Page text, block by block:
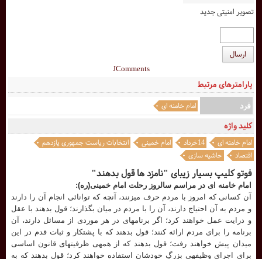
فوتو کلیپ بسیار زیبای "نامزد ها قول بدهند"
امام خامنه ای در مراسم سالروز رحلت امام خمینی(ره):
آن كسانى كه امروز با مردم حرف ميزنند، آنچه كه توانائى انجام آن را دارند
و مردم به آن احتياج دارند، آن را با مردم در ميان بگذارند؛ قول بدهند با عقل
و درايت عمل خواهند كرد؛ اگر برنامهاى در هر موردى از مسائل دارند، آن
برنامه را براى مردم ارائه كنند؛ قول بدهند كه با پشتكار و ثبات قدم در اين
ميدان پيش خواهند رفت؛ قول بدهند كه از همهى ظرفيتهاى قانون اساسى
براى اجراى وظيفهى بزرگِ خودشان استفاده خواهند كرد؛ قول بدهند كه به
کلید واژه
امام خامنه ای 14خرداد امام خمینی
انتخابات ریاست جمهوری یازدهم
اقتصاد
حاشیه سازی
پارامترهای مرتبط
فرد
امام خامنه ای
تصویر امنیتی جدید
ارسال
JComments